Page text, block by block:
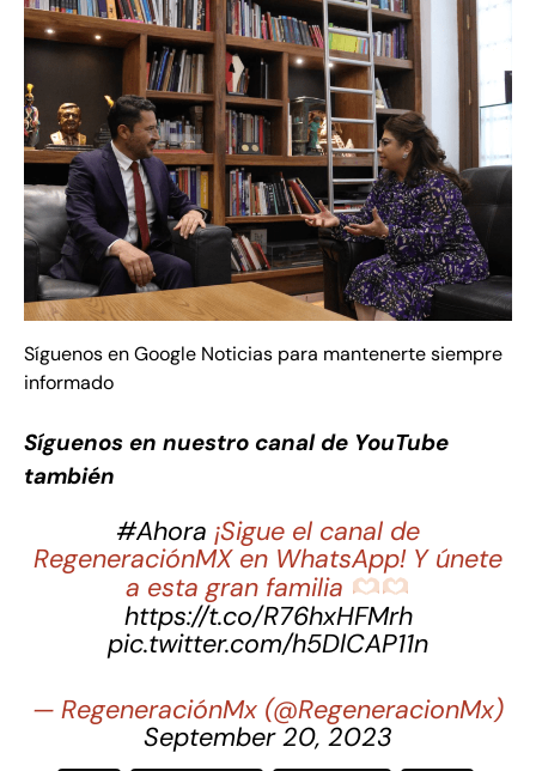
Síguenos en Google Noticias para mantenerte siempre
informado
Síguenos en nuestro canal de YouTube
también
#Ahora ¡Sigue el canal de
RegeneraciónMX en WhatsApp! Y únete
a esta gran familia
https://t.co/R76hxHFMrh
pic.twitter.com/h5DlCAP11n
— RegeneraciónMx (@RegeneracionMx)
September 20, 2023